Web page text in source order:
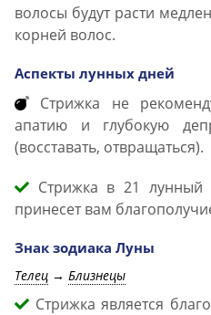
волосы будут расти
корней волос.
Аспекты лунных дней
Стрижка не
апатию и глубокую
(восставать, отвращаться).
Стрижка в 21 лунный
принесет вам
Знак зодиака Луны
Телец→ Близнецы
Стрижка является